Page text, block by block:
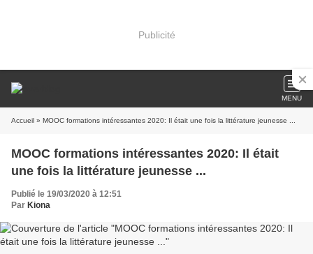
Publicité
MENU
Accueil » MOOC formations intéressantes 2020: Il était une fois la littérature jeunesse ...
MOOC formations intéressantes 2020: Il était
une fois la littérature jeunesse ...
Publié le 19/03/2020 à 12:51
Par Kiona